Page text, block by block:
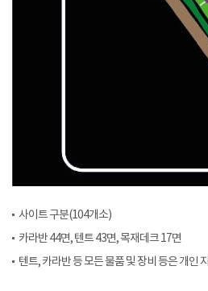
사이트 구분(104개소)
카라반 44면, 텐트 43면, 목재데크 17면
텐트, 카라반 등 모든 물품 및 장비 등은 개인